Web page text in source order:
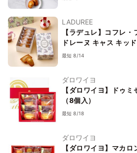
LADUREE
【ラデュレ】コフレ
ドレーヌ キャス キッ
最短 8/14
ダロワイヨ
【ダロワイヨ】ドゥ
（8個入）
最短 8/18
ダロワイヨ
【ダロワイヨ】マカロ